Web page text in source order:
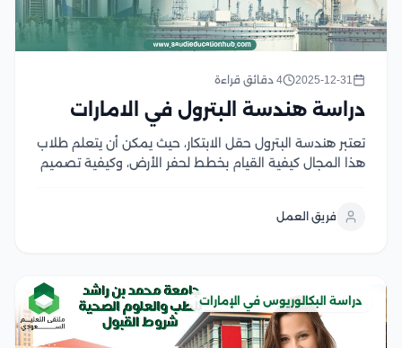
2025-12-31 4 دقائق قراءة
دراسة هندسة البترول في الامارات
تعتبر هندسة البترول حقل الابتكار، حيث يمكن أن يتعلم طلاب
هذا المجال كيفية القيام بخطط لحفر الأرض، وكيفية تصميم
يهتم هذا التخصص بإنتاج واكتشاف...
فريق العمل
دراسة البكالوريوس في الإمارات